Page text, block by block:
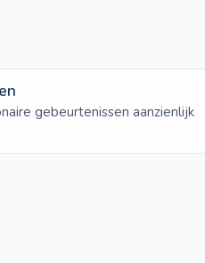
gebeurtenissen aanzienlijk